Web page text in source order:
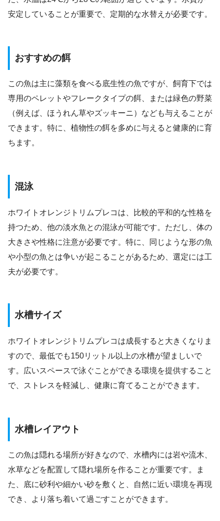
安定していることが重要で、定期的な水替えが必要です。
おすすめの餌
この魚は主に藻類を食べる底生性の魚ですが、飼育下では
専用のペレットやフレークタイプの餌、または緑色の野菜
（例えば、ほうれん草やズッキーニ）なども与えることが
できます。特に、植物性の餌を多めに与えると健康的に育
ちます。
混泳
ホワイトオレンジトリムプレコは、比較的平和的な性格を
持つため、他の淡水魚との混泳が可能です。ただし、体の
大きさや性格に注意が必要です。特に、同じような形の魚
や小型の魚とは争いが起こることがあるため、選定には工
夫が必要です。
水槽サイズ
ホワイトオレンジトリムプレコは成長すると大きくなりま
すので、最低でも150リットル以上の水槽が望ましいで
す。広いスペースで泳ぐことができる環境を提供すること
で、ストレスを軽減し、健康に育てることができます。
水槽レイアウト
この魚は隠れる場所が好きなので、水槽内には岩や流木、
水草などを配置して隠れ場所を作ることが重要です。ま
た、底に砂利や細かい砂を敷くと、自然に近い環境を再現
でき、より落ち着いて過ごすことができます。